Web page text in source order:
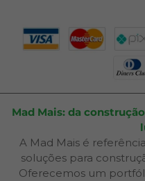
Mad Mais: da
A Mad Mais é
soluções para
Oferecemos um